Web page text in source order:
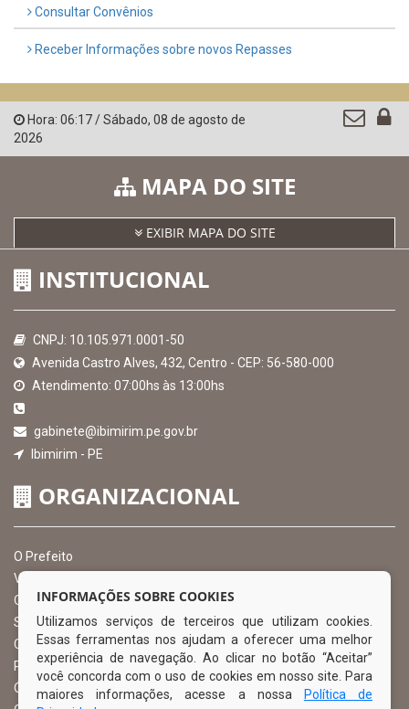
Consultar Convênios
Receber Informações sobre novos Repasses
Hora: 06:17/Sábado, 08 de agosto de
2026
MAPA DO SITE
EXIBIR MAPA DO SITE
INSTITUCIONAL
CNPJ: 10.105.971.0001-50
Avenida Castro Alves, 432, Centro - CEP: 56-580-000
Atendimento: 07:00hs às 13:00hs
gabinete@ibimirim.pe.gov.br
Ibimirim - PE
ORGANIZACIONAL
O Prefeito
Vice Prefeito
Ouvidoria Municipal
Serviço de Informação ao Cidadão – SIC
Chefe de Gabinete
Procuradoria Geral
Órgão de Controle Interno
INFORMAÇÕES SOBRE COOKIES
Utilizamos serviços de terceiros que utilizam cookies.
Essas ferramentas nos ajudam a oferecer uma melhor
experiência de navegação. Ao clicar no botão “Aceitar”
você concorda com o uso de cookies em nosso site. Para
maiores informações, acesse a nossa
Política de